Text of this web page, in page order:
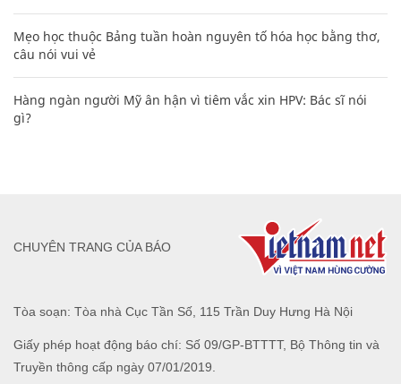
Mẹo học thuộc Bảng tuần hoàn nguyên tố hóa học bằng thơ,
câu nói vui vẻ
Hàng ngàn người Mỹ ân hận vì tiêm vắc xin HPV: Bác sĩ nói
gì?
Tòa soạn: Tòa nhà Cục Tần Số, 115 Trần Duy Hưng Hà Nội
Giấy phép hoạt động báo chí: Số 09/GP-BTTTT, Bộ Thông tin và
Truyền thông cấp ngày 07/01/2019.
CHUYÊN TRANG CỦA BÁO